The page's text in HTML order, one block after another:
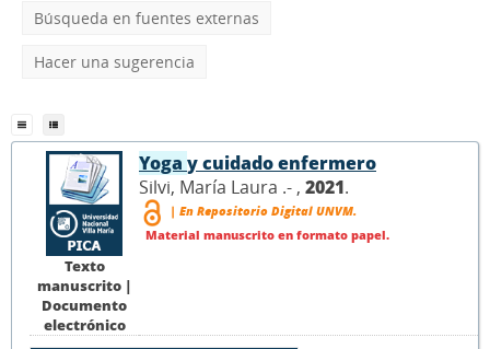
Búsqueda en fuentes externas
Hacer una sugerencia
Texto
manuscrito |
Documento
electrónico
Yoga y cuidado enfermero
Silvi, María Laura .- , 2021.
| En Repositorio Digital UNVM.
Material manuscrito en formato papel.